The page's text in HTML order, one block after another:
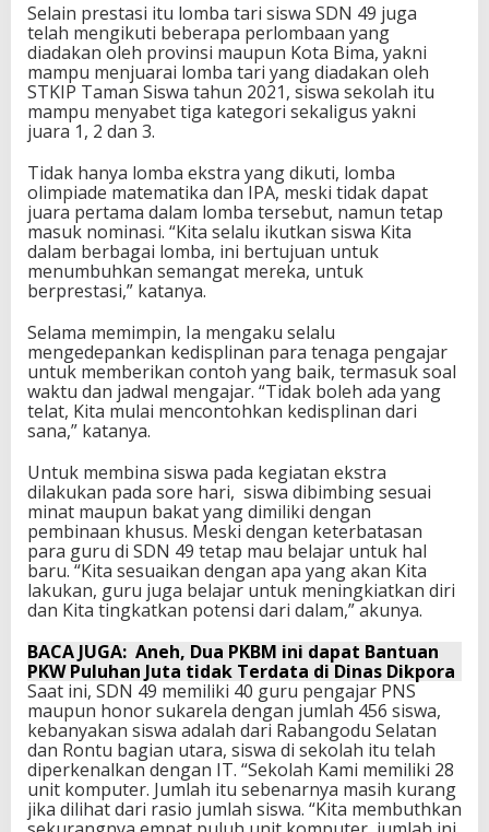
Selain prestasi itu lomba tari siswa SDN 49 juga
telah mengikuti beberapa perlombaan yang
diadakan oleh provinsi maupun Kota Bima, yakni
mampu menjuarai lomba tari yang diadakan oleh
STKIP Taman Siswa tahun 2021, siswa sekolah itu
mampu menyabet tiga kategori sekaligus yakni
juara 1, 2 dan 3.
Tidak hanya lomba ekstra yang dikuti, lomba
olimpiade matematika dan IPA, meski tidak dapat
juara pertama dalam lomba tersebut, namun tetap
masuk nominasi. “Kita selalu ikutkan siswa Kita
dalam berbagai lomba, ini bertujuan untuk
menumbuhkan semangat mereka, untuk
berprestasi,” katanya.
Selama memimpin, Ia mengaku selalu
mengedepankan kedisplinan para tenaga pengajar
untuk memberikan contoh yang baik, termasuk soal
waktu dan jadwal mengajar. “Tidak boleh ada yang
telat, Kita mulai mencontohkan kedisplinan dari
sana,” katanya.
Untuk membina siswa pada kegiatan ekstra
dilakukan pada sore hari, siswa dibimbing sesuai
minat maupun bakat yang dimiliki dengan
pembinaan khusus. Meski dengan keterbatasan
para guru di SDN 49 tetap mau belajar untuk hal
baru. “Kita sesuaikan dengan apa yang akan Kita
lakukan, guru juga belajar untuk meningkiatkan diri
dan Kita tingkatkan potensi dari dalam,” akunya.
BACA JUGA: Aneh, Dua PKBM ini dapat Bantuan
PKW Puluhan Juta tidak Terdata di Dinas Dikpora
Saat ini, SDN 49 memiliki 40 guru pengajar PNS
maupun honor sukarela dengan jumlah 456 siswa,
kebanyakan siswa adalah dari Rabangodu Selatan
dan Rontu bagian utara, siswa di sekolah itu telah
diperkenalkan dengan IT. “Sekolah Kami memiliki 28
unit komputer. Jumlah itu sebenarnya masih kurang
jika dilihat dari rasio jumlah siswa. “Kita membuthkan